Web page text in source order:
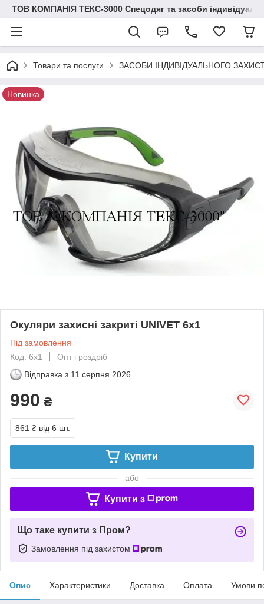
ТОВ КОМПАНІЯ ТЕКС-3000 Спецодяг та засоби
Товари та послуги ЗАСОБИ ІНДИВІДУАЛЬНОГО
Новинка
Окуляри захисні закриті UNIVET 6х1
Під замовлення
Код: 6х1
Опт і роздріб
Відправка з 11 серпня 2026
990 ₴
861 ₴ від 6 шт.
Купити
або
Купити з
Що таке купити з Пром?
Замовлення під захистом
Опис Характеристики Доставка Оплата Умови